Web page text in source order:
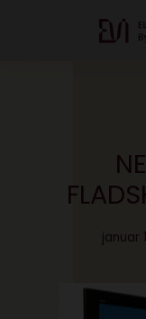
januar